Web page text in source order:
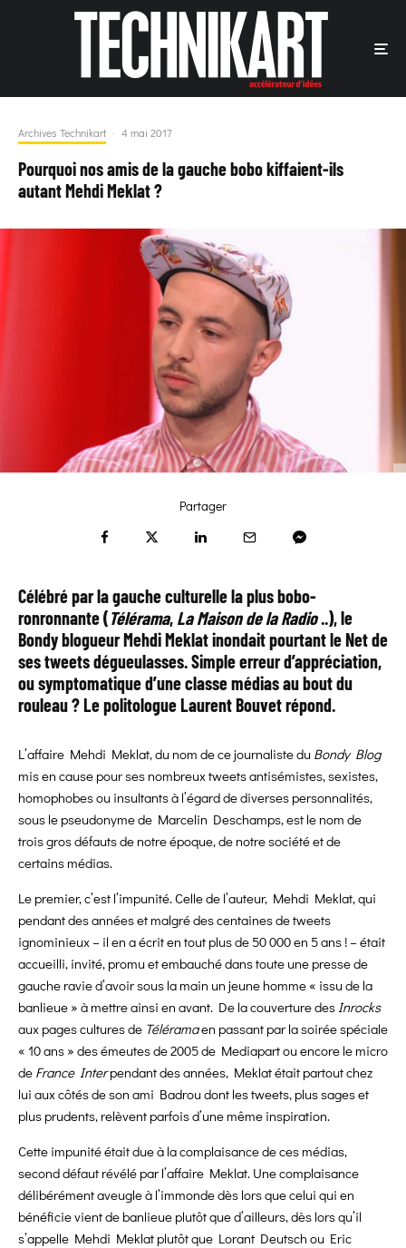
Archives Technikart · 4 mai 2017
Pourquoi nos amis de la gauche bobo kiffaient-ils
autant Mehdi Meklat ?
Partager
Célébré par la gauche culturelle la plus bobo-
ronronnante (Télérama, La Maison de la Radio..), le
Bondy blogueur Mehdi Meklat inondait pourtant le Net de
ses tweets dégueulasses. Simple erreur d’appréciation,
ou symptomatique d’une classe médias au bout du
rouleau ? Le politologue Laurent Bouvet répond.
L’affaire Mehdi Meklat, du nom de ce journaliste du Bondy Blog
mis en cause pour ses nombreux tweets antisémistes, sexistes,
homophobes ou insultants à l’égard de diverses personnalités,
sous le pseudonyme de Marcelin Deschamps, est le nom de
trois gros défauts de notre époque, de notre société et de
certains médias.
Le premier, c’est l’impunité. Celle de l’auteur, Mehdi Meklat, qui
pendant des années et malgré des centaines de tweets
ignominieux – il en a écrit en tout plus de 50 000 en 5 ans ! – était
accueilli, invité, promu et embauché dans toute une presse de
gauche ravie d’avoir sous la main un jeune homme « issu de la
banlieue » à mettre ainsi en avant. De la couverture des Inrocks
aux pages cultures de Téléramaen passant par la soirée spéciale
« 10 ans » des émeutes de 2005 de Mediapart ou encore le micro
de France Interpendant des années, Meklat était partout chez
lui aux côtés de son ami Badrou dont les tweets, plus sages et
plus prudents, relèvent parfois d’une même inspiration.
Cette impunité était due à la complaisance de ces médias,
second défaut révélé par l’affaire Meklat. Une complaisance
délibérément aveugle à l’immonde dès lors que celui qui en
bénéficie vient de banlieue plutôt que d’ailleurs, dès lors qu’il
s’appelle Mehdi Meklat plutôt que Lorant Deutsch ou Eric